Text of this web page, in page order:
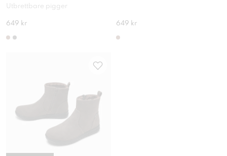
Utbrettbare pigger
649 kr 649 kr